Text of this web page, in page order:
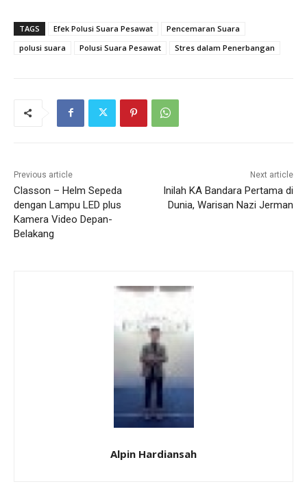
TAGS Efek Polusi Suara Pesawat
Pencemaran Suara
polusi suara
Polusi Suara Pesawat Stres dalam Penerbangan
Previous article
Classon – Helm Sepeda
dengan Lampu LED plus
Kamera Video Depan-
Belakang
Next article
Inilah KA Bandara Pertama di
Dunia, Warisan Nazi Jerman
Alpin Hardiansah